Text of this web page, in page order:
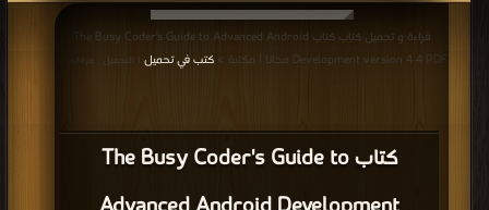
كتاب The Busy Coder's Guide to
قراءة و تحميل كتاب كتاب The Busy Coder's Guide to Advanced Android
Development version 4 4 PDF مجانا | مكتبة >
كتب في تحميل | التحميل : مرة/مرات